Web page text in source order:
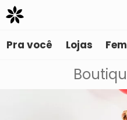
Pra você Lojas